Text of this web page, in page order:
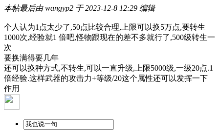
本帖最后由 wangyp2 于 2023-12-8 12:29 编辑
个人认为1点太少了,50点比较合理,上限可以换5万点,要转生
1000次,经验就1 倍吧,怪物跟现在的差不多就行了,500级转生一
次
要换满得要几年
还可以换种方式,不转生,可以一直升级,上限5000级,一级20点.1
倍经验.这样武器的攻击力+等级/20这个属性还可以发挥一下
作用